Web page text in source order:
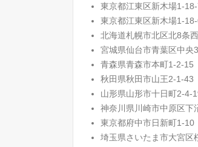
東京都江東区新木場1-
東京都江東区新木場1-
北海道札幌市北区北8条
宮城県仙台市青葉区中央
青森県青森市本町1-2-15
秋田県秋田市山王2-1-43
山形県山形市十日町2-4-
神奈川県川崎市中原区下
東京都府中市日新町1-10
埼玉県さいたま市大宮区